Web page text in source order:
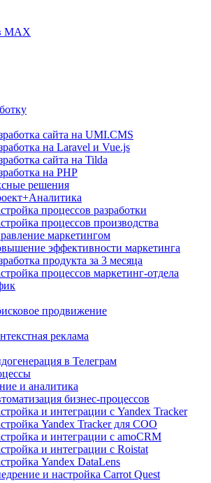
MAX
сайта на UMI.CMS
на Laravel и Vue.js
сайта на Tilda
на PHP
решения
процессов разработки
процессов производства
маркетингом
эффективности маркетинга
продукта за 3 месяца
процессов маркетинг-отдела
продвижение
реклама
в Телеграм
и аналитика
бизнес-процессов
и интеграции с Yandex Tracker
Yandex Tracker для СОО
и интеграции с amoCRM
и интеграции с Roistat
Yandex DataLens
и настройка Carrot Quest